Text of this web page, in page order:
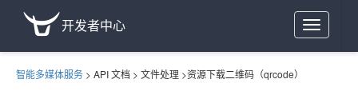
Toggle
navigation
开发者中心
智能多媒体服务 > API 文档 > 文件处理 >资源下载二维码（qrcode）